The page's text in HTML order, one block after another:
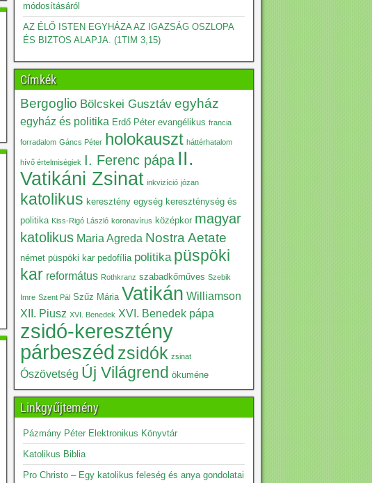
módosításáról
AZ ÉLŐ ISTEN EGYHÁZA AZ IGAZSÁG OSZLOPA
ÉS BIZTOS ALAPJA. (1TIM 3,15)
Címkék
Bergoglio Bölcskei Gusztáv egyház
egyház és politika Erdő Péter evangélikus francia
forradalom Gáncs Péter holokauszt háttérhatalom
hívő értelmiségiek I. Ferenc pápa II.
Vatikáni Zsinat inkvizíció józan
katolikus keresztény egység kereszténység és
politika Kiss-Rigó László koronavírus középkor magyar
katolikus Maria Agreda Nostra Aetate
német püspöki kar pedofília politika püspöki
kar református Rothkranz szabadkőműves Szebik
Imre Szent Pál Szűz Mária Vatikán Williamson
XII. Piusz XVI. Benedek XVI. Benedek pápa
zsidó-keresztény
párbeszéd zsidók zsinat
Ószövetség Új Világrend ökuméne
Linkgyűjtemény
Pázmány Péter Elektronikus Könyvtár
Katolikus Biblia
Pro Christo – Egy katolikus feleség és anya gondolatai